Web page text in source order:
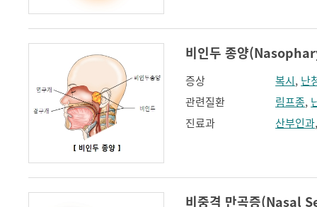
비인두 종양
증상 복시, 난
관련질환
림프종,
진료과
산부인과
비중격 만곡증(Nasal